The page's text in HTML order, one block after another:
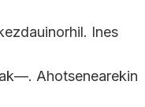
Ines
Ahotsenearekin